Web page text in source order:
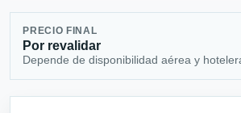
PRECIO FINAL
Por revalidar
Depende de disponibilidad aérea y